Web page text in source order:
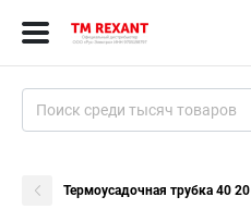
Термоусадочная трубка 40 20